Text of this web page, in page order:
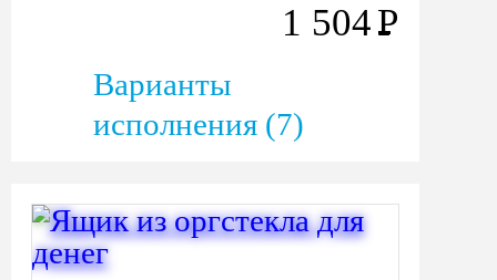
1 504Р
Варианты
исполнения (7)